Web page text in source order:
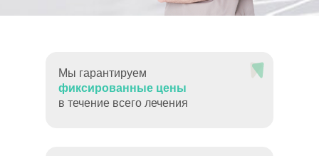
Мы гарантируем
фиксированные цены
в течение всего лечения